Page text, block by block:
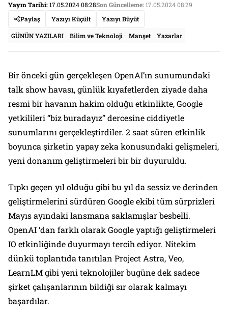
Yayın Tarihi:17.05.2024 08:28Son Güncelleme:17.05.2024 08:29
Paylaş
Yazıyı Küçült Yazıyı Büyüt
GÜNÜN YAZILARI Bilim ve Teknoloji Manşet Yazarlar
Bir önceki gün gerçekleşen OpenAI’ın sunumundaki
talk show havası, günlük kıyafetlerden ziyade daha
resmi bir havanın hakim olduğu etkinlikte, Google
yetkilileri “biz buradayız” dercesine ciddiyetle
sunumlarını gerçekleştirdiler. 2 saat süren etkinlik
boyunca şirketin yapay zeka konusundaki gelişmeleri,
yeni donanım geliştirmeleri bir bir duyuruldu.
Tıpkı geçen yıl olduğu gibi bu yıl da sessiz ve derinden
geliştirmelerini sürdüren Google ekibi tüm sürprizleri
Mayıs ayındaki lansmana saklamışlar besbelli.
OpenAI ‘dan farklı olarak Google yaptığı geliştirmeleri
IO etkinliğinde duyurmayı tercih ediyor. Nitekim
dünkü toplantıda tanıtılan Project Astra, Veo,
LearnLM gibi yeni teknolojiler bugüne dek sadece
şirket çalışanlarının bildiği sır olarak kalmayı
başardılar.